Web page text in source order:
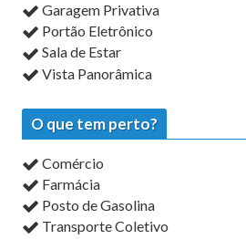
Garagem Privativa
Portão Eletrônico
Sala de Estar
Vista Panorâmica
O que tem perto?
Comércio
Farmácia
Posto de Gasolina
Transporte Coletivo